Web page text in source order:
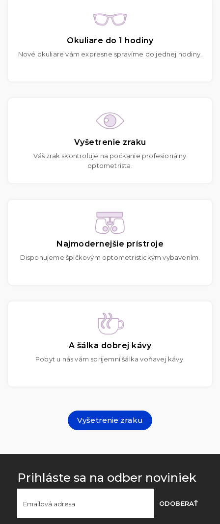
Okuliare do 1 hodiny
Nové okuliare vám expresne spravíme do jednej hodiny.
Vyšetrenie zraku
Váš zrak skontroluje na počkanie profesionálny
optometrista.
Najmodernejšie prístroje
Disponujeme špičkovým optometristickým vybavením.
A šálka dobrej kávy
Pobyt u nás vám spríjemní šálka voňavej kávy.
Vyšetrenie zraku
Prihláste sa na odber noviniek
ODOBERAŤ